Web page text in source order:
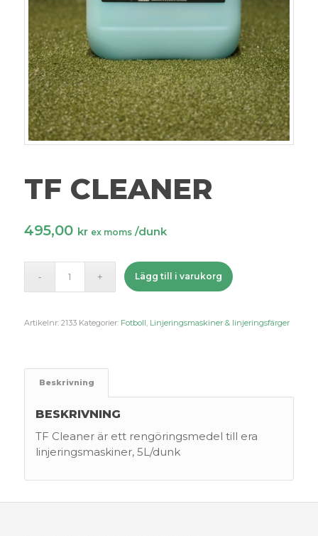
TF CLEANER
495,00 kr ex moms /dunk
Lägg till i varukorg
Artikelnr: 2133 Kategorier: Fotboll Linjeringsmaskiner & linjeringsfärger
Beskrivning
BESKRIVNING
TF Cleaner är ett rengöringsmedel till era
linjeringsmaskiner, 5L/dunk